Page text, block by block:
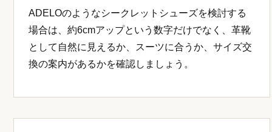
ADELOのようなシークレットシューズを検討する
場合は、約6cmアップという数字だけでなく、革靴
として自然に見えるか、スーツに合うか、サイズ交
換の案内があるかを確認しましょう。